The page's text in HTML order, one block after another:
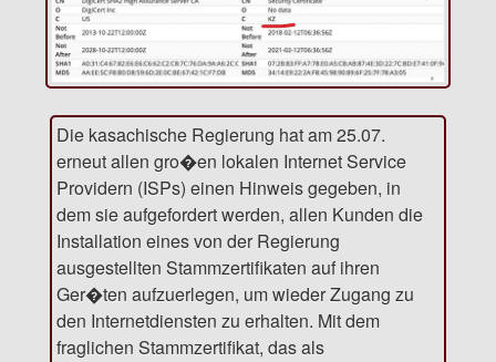
Die kasachische Regierung hat am 25.07.
erneut allen gro�en lokalen Internet Service
Providern (ISPs) einen Hinweis gegeben, in
dem sie aufgefordert werden, allen Kunden die
Installation eines von der Regierung
ausgestellten Stammzertifikaten auf ihren
Ger�ten aufzuerlegen, um wieder Zugang zu
den Internetdiensten zu erhalten. Mit dem
fraglichen Stammzertifikat, das als